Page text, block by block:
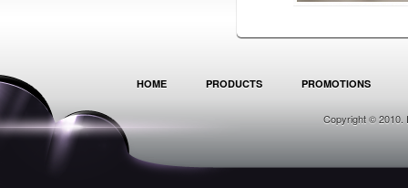
HOME PRODUCTS PROMOTIONS
Copyright © 2010.